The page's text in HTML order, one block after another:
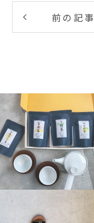
前の記事